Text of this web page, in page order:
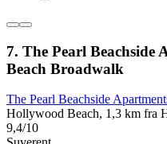
7. The Pearl Beachside
Beach Broadwalk
The Pearl Beachside
Hollywood Beach, 1,3 km fra
9,4/10